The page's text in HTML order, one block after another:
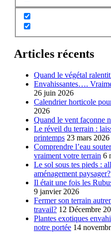
Articles récents
Quand le végétal
Envahissantes….
26 juin 2026
Calendrier horticole
2026
Quand le vent façonne
Le réveil du terrain :
printemps 23 mars 2026
Comprendre l’eau
vraiment votre terrain 6
Le sol sous tes pieds :
aménagement paysager?
Il était une fois les
9 janvier 2026
Fermer son terrain
travail? 12 Décembre
Plantes exotiques
notre portée 14